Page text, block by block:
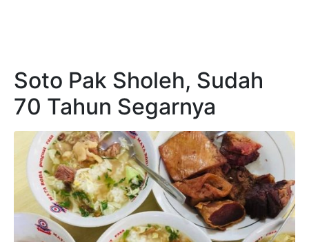
Soto Pak Sholeh, Sudah
70 Tahun Segarnya